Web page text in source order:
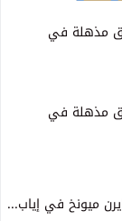
مذهلة في
مذهلة في
ميونخ في إياب...